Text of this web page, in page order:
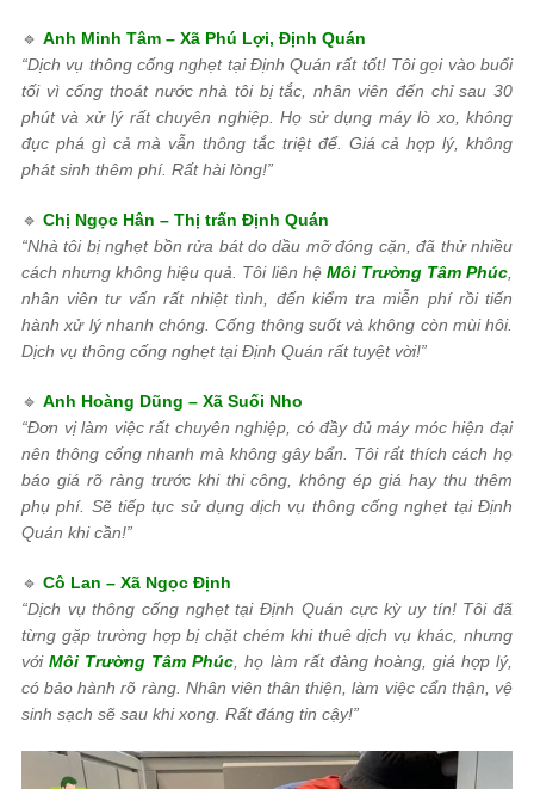
🔹 Anh Minh Tâm – Xã Phú Lợi, Định Quán
“Dịch vụ thông cống nghẹt tại Định Quán rất tốt! Tôi gọi vào buổi
tối vì cống thoát nước nhà tôi bị tắc, nhân viên đến chỉ sau 30
phút và xử lý rất chuyên nghiệp. Họ sử dụng máy lò xo, không
đục phá gì cả mà vẫn thông tắc triệt để. Giá cả hợp lý, không
phát sinh thêm phí. Rất hài lòng!”
🔹 Chị Ngọc Hân – Thị trấn Định Quán
“Nhà tôi bị nghẹt bồn rửa bát do dầu mỡ đóng cặn, đã thử nhiều
cách nhưng không hiệu quả. Tôi liên hệ Môi Trường Tâm Phúc
nhân viên tư vấn rất nhiệt tình, đến kiểm tra miễn phí rồi tiến
hành xử lý nhanh chóng. Cống thông suốt và không còn mùi hôi.
Dịch vụ thông cống nghẹt tại Định Quán rất tuyệt vời!”
🔹 Anh Hoàng Dũng – Xã Suối Nho
“Đơn vị làm việc rất chuyên nghiệp, có đầy đủ máy móc hiện đại
nên thông cống nhanh mà không gây bẩn. Tôi rất thích cách họ
báo giá rõ ràng trước khi thi công, không ép giá hay thu thêm
phụ phí. Sẽ tiếp tục sử dụng dịch vụ thông cống nghẹt tại Định
Quán khi cần!”
🔹 Cô Lan – Xã Ngọc Định
“Dịch vụ thông cống nghẹt tại Định Quán cực kỳ uy tín! Tôi đã
từng gặp trường hợp bị chặt chém khi thuê dịch vụ khác, nhưng
vớiMôi Trường Tâm Phúc , họ làm rất đàng hoàng, giá hợp lý,
có bảo hành rõ ràng. Nhân viên thân thiện, làm việc cẩn thận, vệ
sinh sạch sẽ sau khi xong. Rất đáng tin cậy!”